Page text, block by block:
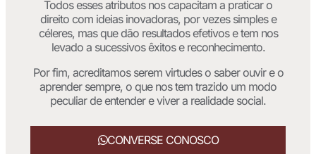
Todos esses atributos nos capacitam a praticar o
direito com ideias inovadoras, por vezes simples e
céleres, mas que dão resultados efetivos e tem nos
levado a sucessivos êxitos e reconhecimento.
Por fim, acreditamos serem virtudes o saber ouvir e o
aprender sempre, o que nos tem trazido um modo
peculiar de entender e viver a realidade social.
CONVERSE CONOSCO